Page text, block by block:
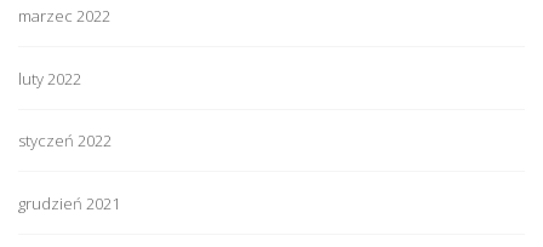
marzec 2022
luty 2022
styczeń 2022
grudzień 2021